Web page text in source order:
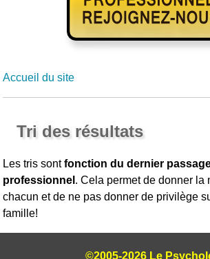
Accueil du site
Tri des résultats
Les tris sontfonction du dernier
professionnel . Cela permet de donner la
chacun et de ne pas donner de privilège
famille!
©2005-2026 Le